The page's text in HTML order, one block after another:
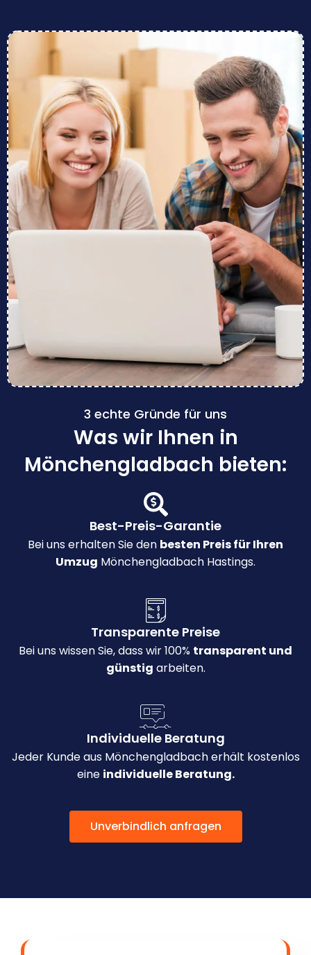
3 echte Gründe für uns
Was wir Ihnen in
Mönchengladbach bieten:
Best-Preis-Garantie
Bei uns erhalten Sie den besten Preis für Ihren
Umzug Mönchengladbach Hastings.
Transparente Preise
Bei uns wissen Sie, dass wir 100% transparent und
günstig arbeiten.
Individuelle Beratung
Jeder Kunde aus Mönchengladbach erhält kostenlos
eine individuelle Beratung.
Unverbindlich anfragen